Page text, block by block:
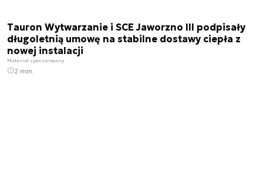
Tauron Wytwarzanie i SCE Jaworzno III podpisały
długoletnią umowę na stabilne dostawy ciepła z
nowej instalacji
Materiał sponsorowany
2 min.